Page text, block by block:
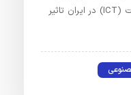
شرکت های فناوری اطلاعات و ارتباطات (ICT) در ایران تاثیر